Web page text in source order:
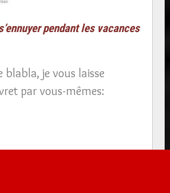
pendant les vacances
blabla, je vous laisse
par vous-mêmes: